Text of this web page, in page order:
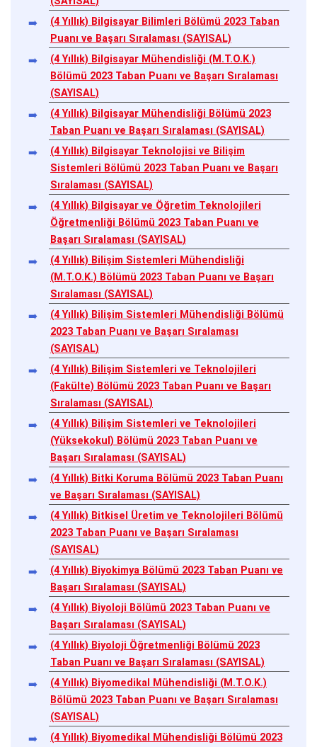
(4 Yıllık) Bilgisayar Bilimleri Bölümü 2023 Taban
Puanı ve Başarı Sıralaması (SAYISAL)
(4 Yıllık) Bilgisayar Mühendisliği (M.T.O.K.)
Bölümü 2023 Taban Puanı ve Başarı Sıralaması
(SAYISAL)
(4 Yıllık) Bilgisayar Mühendisliği Bölümü 2023
Taban Puanı ve Başarı Sıralaması (SAYISAL)
(4 Yıllık) Bilgisayar Teknolojisi ve Bilişim
Sistemleri Bölümü 2023 Taban Puanı ve Başarı
Sıralaması (SAYISAL)
(4 Yıllık) Bilgisayar ve Öğretim Teknolojileri
Öğretmenliği Bölümü 2023 Taban Puanı ve
Başarı Sıralaması (SAYISAL)
(4 Yıllık) Bilişim Sistemleri Mühendisliği
(M.T.O.K.) Bölümü 2023 Taban Puanı ve Başarı
Sıralaması (SAYISAL)
(4 Yıllık) Bilişim Sistemleri Mühendisliği Bölümü
2023 Taban Puanı ve Başarı Sıralaması
(SAYISAL)
(4 Yıllık) Bilişim Sistemleri ve Teknolojileri
(Fakülte) Bölümü 2023 Taban Puanı ve Başarı
Sıralaması (SAYISAL)
(4 Yıllık) Bilişim Sistemleri ve Teknolojileri
(Yüksekokul) Bölümü 2023 Taban Puanı ve
Başarı Sıralaması (SAYISAL)
(4 Yıllık) Bitki Koruma Bölümü 2023 Taban Puanı
ve Başarı Sıralaması (SAYISAL)
(4 Yıllık) Bitkisel Üretim ve Teknolojileri Bölümü
2023 Taban Puanı ve Başarı Sıralaması
(SAYISAL)
(4 Yıllık) Biyokimya Bölümü 2023 Taban Puanı ve
Başarı Sıralaması (SAYISAL)
(4 Yıllık) Biyoloji Bölümü 2023 Taban Puanı ve
Başarı Sıralaması (SAYISAL)
(4 Yıllık) Biyoloji Öğretmenliği Bölümü 2023
Taban Puanı ve Başarı Sıralaması (SAYISAL)
(4 Yıllık) Biyomedikal Mühendisliği (M.T.O.K.)
Bölümü 2023 Taban Puanı ve Başarı Sıralaması
(SAYISAL)
(4 Yıllık) Biyomedikal Mühendisliği Bölümü 2023